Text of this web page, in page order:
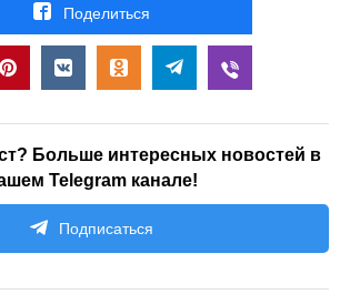
Поделиться
Больше интересных новостей в
Telegram канале!
Подписаться